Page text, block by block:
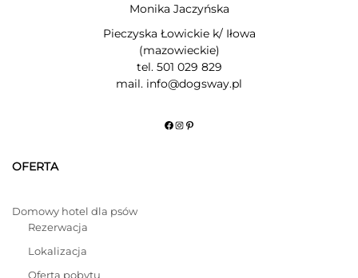
Monika Jaczyńska
Pieczyska Łowickie k/ Iłowa
(mazowieckie)
tel. 501 029 829
mail. info@dogsway.pl
Facebook
Instagram
Pinterest
OFERTA
Domowy hotel dla psów
Rezerwacja
Lokalizacja
Oferta pobytu